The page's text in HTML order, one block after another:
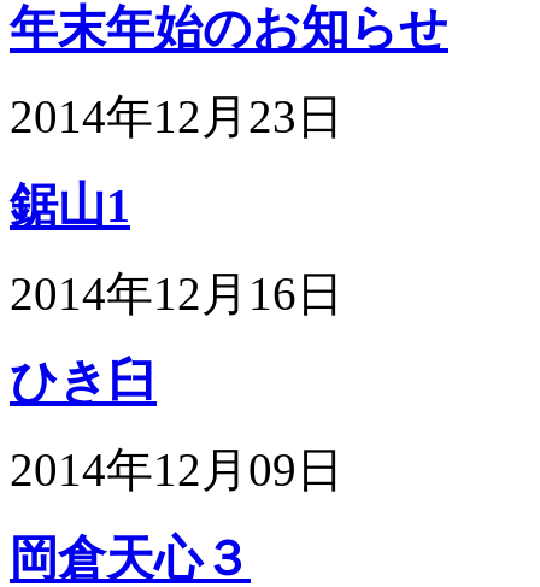
年末年始のお知らせ
2014年12月23日
鋸山1
2014年12月16日
ひき臼
2014年12月09日
岡倉天心３